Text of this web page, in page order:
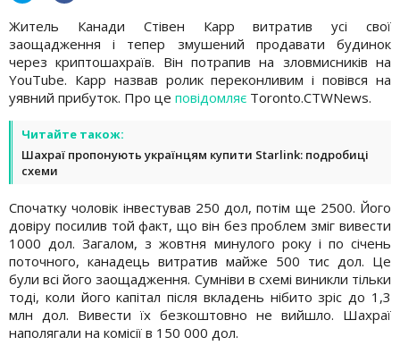
Житель Канади Стівен Карр витратив усі свої
заощадження і тепер змушений продавати будинок
через криптошахраїв. Він потрапив на зловмисників на
YouTube. Карр назвав ролик переконливим і повівся на
уявний прибуток. Про це повідомляє Toronto.CTWNews.
Читайте також:
Шахраї пропонують українцям купити Starlink: подробиці
схеми
Спочатку чоловік інвестував 250 дол, потім ще 2500. Його
довіру посилив той факт, що він без проблем зміг вивести
1000 дол. Загалом, з жовтня минулого року і по січень
поточного, канадець витратив майже 500 тис дол. Це
були всі його заощадження. Сумніви в схемі виникли тільки
тоді, коли його капітал після вкладень нібито зріс до 1,3
млн дол. Вивести їх безкоштовно не вийшло. Шахраї
наполягали на комісії в 150 000 дол.